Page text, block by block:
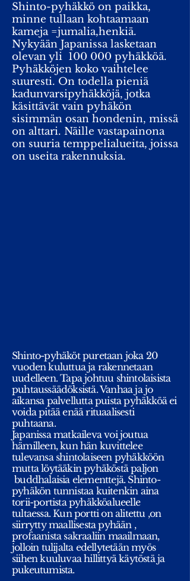
Shinto-pyhäkkö on paikka,
minne tullaan kohtaamaan
kameja =jumalia,henkiä.
Nykyään Japanissa lasketaan
olevan yli 100 000 pyhäkköä.
Pyhäkköjen koko vaihtelee
suuresti. On todella pieniä
kadunvarsipyhäkköjä, jotka
käsittävät vain pyhäkön
sisimmän osan hondenin, missä
on alttari. Näille vastapainona
on suuria temppelialueita, joissa
on useita rakennuksia.
Shinto-pyhäköt puretaan joka 20
vuoden kuluttua ja rakennetaan
uudelleen. Tapa johtuu shintolaisista
puhtaussäädöksistä. Vanhaa ja jo
aikansa palvellutta puista pyhäkköä ei
voida pitää enää rituaalisesti
puhtaana.
Japanissa matkaileva voi joutua
hämilleen, kun hän kuvittelee
tulevansa shintolaiseen pyhäkköön
mutta löytääkin pyhäköstä paljon
buddhalaisia elementtejä. Shinto-
pyhäkön tunnistaa kuitenkin aina
torii-portista pyhäkköalueelle
tultaessa. Kun portti on alitettu ,on
siirrytty maallisesta pyhään ,
profaanista sakraaliin maailmaan,
jolloin tulijalta edellytetään myös
siihen kuuluvaa hillittyä käytöstä ja
pukeutumista.